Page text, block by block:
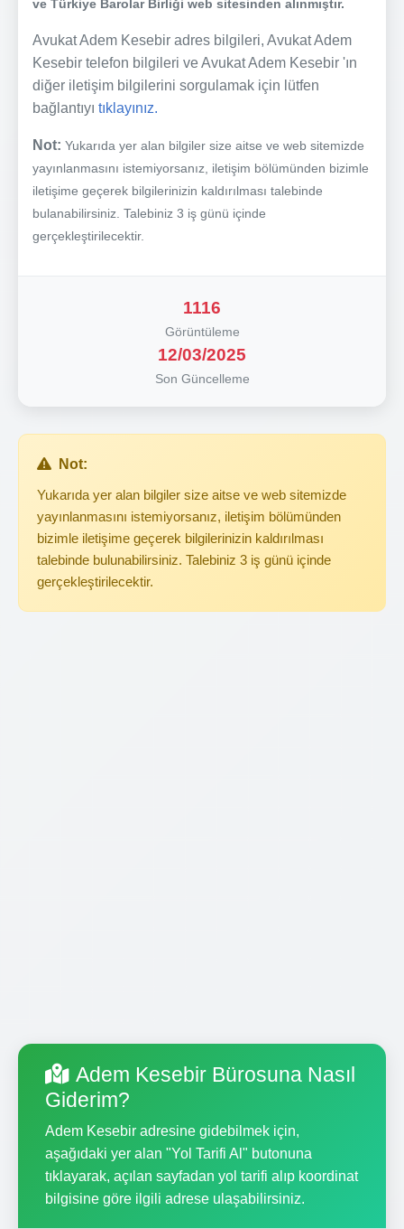
ve Türkiye Barolar Birliği web sitesinden alınmıştır.
Avukat Adem Kesebir adres bilgileri, Avukat Adem
Kesebir telefon bilgileri ve Avukat Adem Kesebir 'ın
diğer iletişim bilgilerini sorgulamak için lütfen
bağlantıyı tıklayınız.
Not: Yukarıda yer alan bilgiler size aitse ve web sitemizde
yayınlanmasını istemiyorsanız, iletişim bölümünden bizimle
iletişime geçerek bilgilerinizin kaldırılması talebinde
bulanabilirsiniz. Talebiniz 3 iş günü içinde
gerçekleştirilecektir.
1116
Görüntüleme
12/03/2025
Son Güncelleme
Not:
Yukarıda yer alan bilgiler size aitse ve web sitemizde
yayınlanmasını istemiyorsanız, iletişim bölümünden
bizimle iletişime geçerek bilgilerinizin kaldırılması
talebinde bulunabilirsiniz. Talebiniz 3 iş günü içinde
gerçekleştirilecektir.
Adem Kesebir Bürosuna Nasıl
Giderim?
Adem Kesebir adresine gidebilmek için,
aşağıdaki yer alan "Yol Tarifi Al" butonuna
tıklayarak, açılan sayfadan yol tarifi alıp koordinat
bilgisine göre ilgili adrese ulaşabilirsiniz.